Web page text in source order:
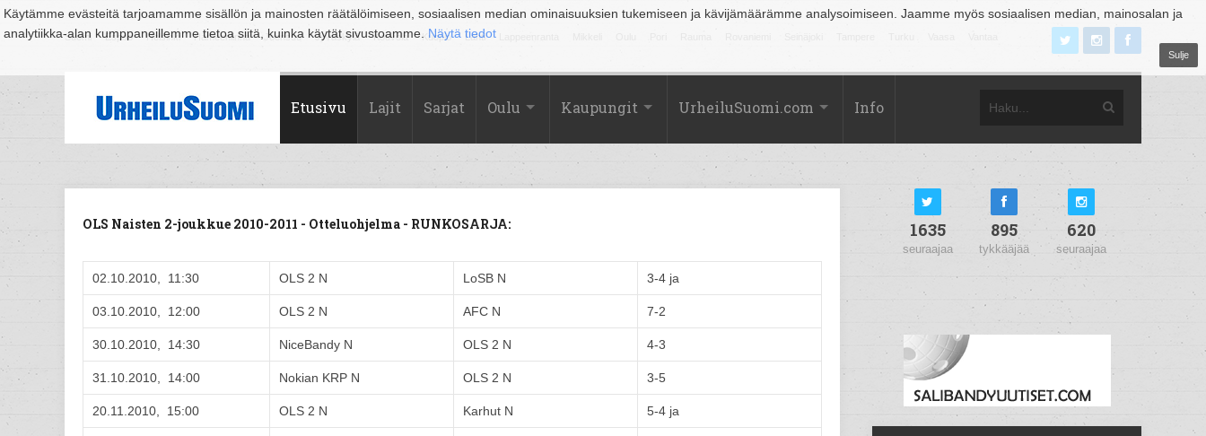
Käytämme evästeitä tarjoamamme sisällön ja mainosten räätälöimiseen, sosiaalisen median ominaisuuksien tukemiseen ja kävijämäärämme analysoimiseen. Jaamme myös sosiaalisen median, mainosalan ja
analytiikka-alan kumppaneillemme tietoa siitä, kuinka käytät sivustoamme. Näytä tiedot
Sulje
Suomi Espoo Helsinki Hämeenlinna Joensuu Jyväskylä Kouvola Kuopio Lahti
Etusivu Lajit Sarjat Oulu Kaupungit UrheiluSuomi.com Info
OLS Naisten 2-joukkue 2010-2011 - Otteluohjelma - RUNKOSARJA:
02.10.2010, 11:30 OLS 2 N LoSB N 3-4 ja
03.10.2010, 12:00 OLS 2 N AFC N 7-2
30.10.2010, 14:30 NiceBandy N OLS 2 N 4-3
31.10.2010, 14:00 Nokian KRP N OLS 2 N 3-5
20.11.2010, 15:00 OLS 2 N Karhut N 5-4 ja
1635
seuraajaa
895
tykkääjää
620
seuraajaa